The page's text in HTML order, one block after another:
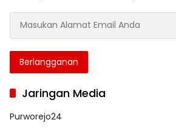
Alamat
Email
AndaBerlangganan
Jaringan Media
Purworejo24